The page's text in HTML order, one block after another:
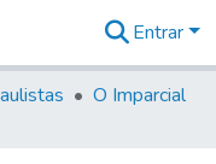
Entrar
O Imparcial